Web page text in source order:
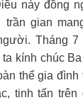
này đồng
gian
Tháng 7
kính chúc
thể gia đình
tinh tấn